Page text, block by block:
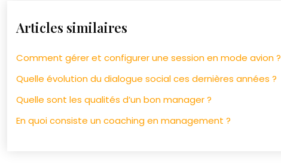
Articles similaires
Comment gérer et configurer une session en mode avion ?
Quelle évolution du dialogue social ces dernières années ?
Quelle sont les qualités d’un bon manager ?
En quoi consiste un coaching en management ?